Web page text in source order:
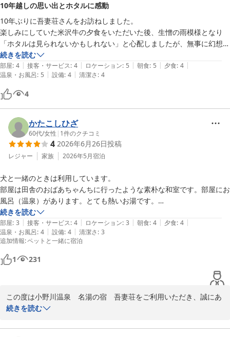
10年越しの思い出とホタルに感動
10年ぶりに吾妻荘さんをお訪ねしました。
楽しみにしていた米沢牛の夕食をいただいた後、生憎の雨模様となり
「ホタルは見られないかもしれない」と心配しましたが、無事に幻想的
なホタルの舞を観賞することができ、大満足の夜となりました。
翌朝のおいしい朝食をいただいた後、精算時に「10年前に伺った際
は、お庭の池でもホタルが観られたんですよ」と思い出をお話ししたと
ころ、スタッフの方がわざわざお庭への扉を開けて「時々はぐれホタル
が遊びに来るんですよ」と笑顔で応えてくださいました。その一言で当
時の記憶が一気に蘇り、胸が熱くなりました。
細やかなお心遣いと温かいおもてなしのおかげで、当時両親と来た思い
出と重なり10年越しの素晴らしい思い出旅行となりました。本当にあ
りがとうございました。
続きを読む
部屋: 4 | 接客・サービス: 4 | ロケーション: 5 | 朝食: 5 | 夕食: 4 |
温泉・お風呂: 5 | 設備: 4 | 清潔さ: 4
4
かたこしひざ
60代/女性 | 1件のクチコミ
4 2026年6月26日投稿
レジャー 家族 2026年5月宿泊
犬と一緒のときは利用しています。
部屋は田舎のおばあちゃんちに行ったような素朴な和室です。部屋にお
風呂（温泉）があります。とても熱いお湯です。
犬と泊まるときは　シートや水入れなど何も用意されてないので持参し
ます。
食事は美味しいです。朝夕食事時には犬も一緒です。
続きを読む
部屋: 3 | 接客・サービス: 4 | ロケーション: 3 | 朝食: 4 | 夕食: 4 |
温泉・お風呂: 4 | 設備: 4 | 清潔さ: 3
追加情報:ペットと一緒に宿泊
1 231
この度は小野川温泉　名湯の宿　吾妻荘をご利用いただき、誠にあ
りがとうございます。
御礼申し上げます。
続きを読む